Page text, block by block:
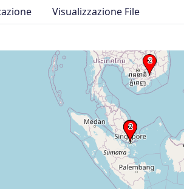
Visualizzazione File